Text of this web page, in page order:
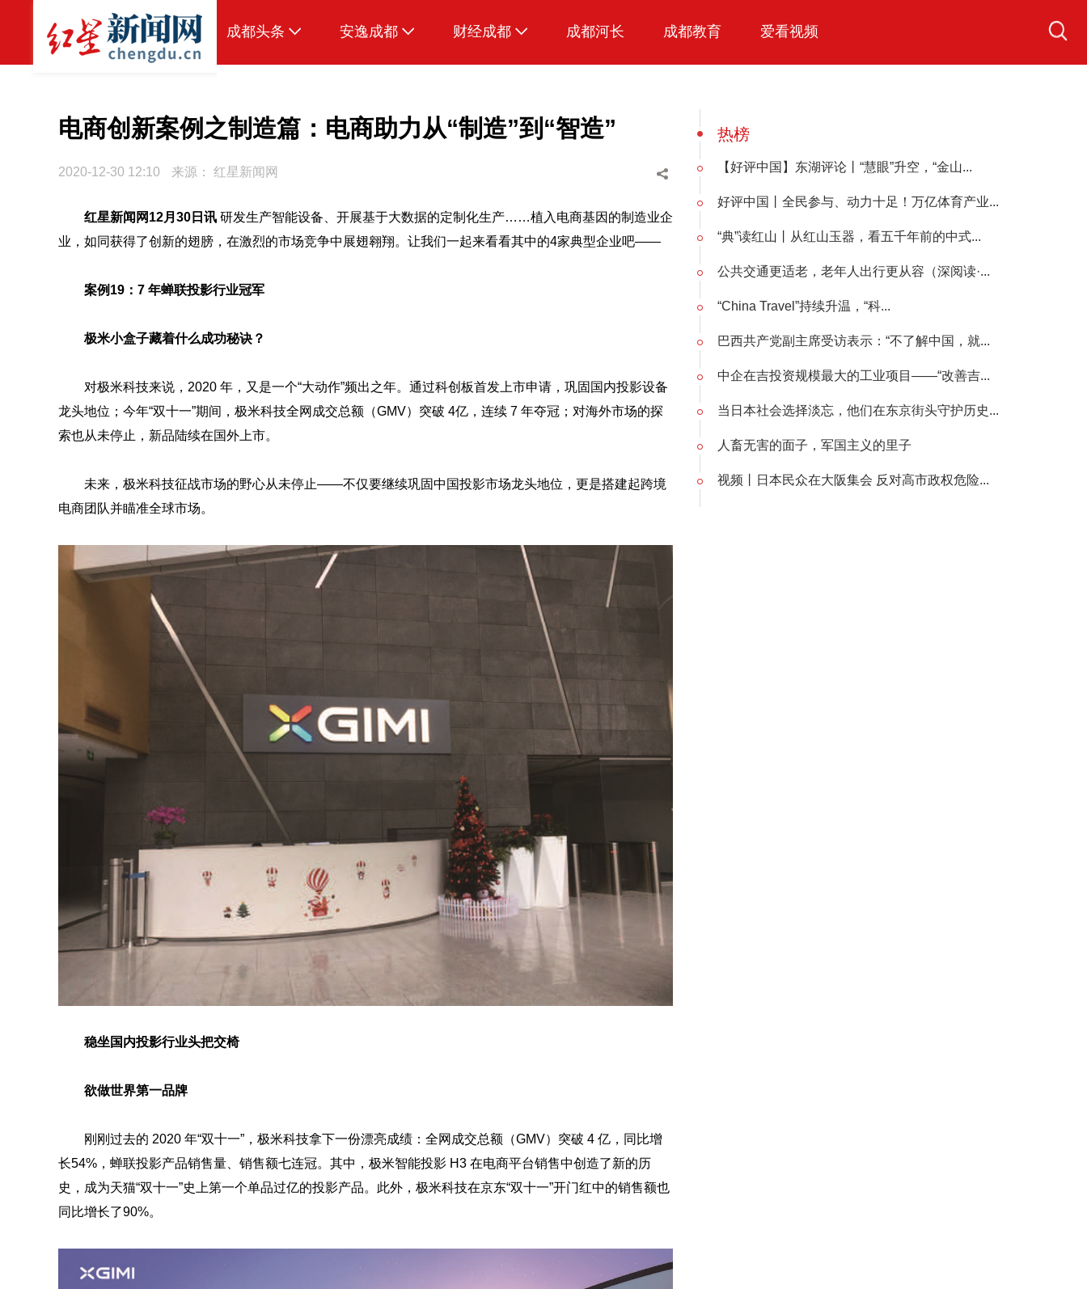
成都头条
本地
头条智造
传真机
安逸成都
美食
财经成都 成都河长 成都教育 爱看视频
电商创新案例之制造篇：电商助力从“制造”到“智造”
2020-12-30 12:10 来源： 红星新闻网
红星新闻网12月30日讯 研发生产智能设备、开展基于大数据的定制化生产……植入电商基因的制造业企
业，如同获得了创新的翅膀，在激烈的市场竞争中展翅翱翔。让我们一起来看看其中的4家典型企业吧——
案例19： 7 年蝉联投影行业冠军
极米小盒子藏着什么成功秘诀？
对极米科技来说，2020 年，又是一个“大动作”频出之年。通过科创板首发上市申请，巩固国内投影设备
龙头地位；今年“双十一”期间，极米科技全网成交总额（GMV）突破 4亿，连续 7 年夺冠；对海外市场的探
索也从未停止，新品陆续在国外上市。
未来，极米科技征战市场的野心从未停止——不仅要继续巩固中国投影市场龙头地位，更是搭建起跨境
电商团队并瞄准全球市场。
稳坐国内投影行业头把交椅
欲做世界第一品牌
刚刚过去的 2020 年“双十一”，极米科技拿下一份漂亮成绩：全网成交总额（GMV）突破 4 亿，同比增
长54%，蝉联投影产品销售量、销售额七连冠。其中，极米智能投影 H3 在电商平台销售中创造了新的历
史，成为天猫“双十一”史上第一个单品过亿的投影产品。此外，极米科技在京东“双十一”开门红中的销售额也
同比增长了90%。
热榜
【好评中国】东湖评论丨“慧眼”升空，“金山...
好评中国丨全民参与、动力十足！万亿体育产业...
“典”读红山丨从红山玉器，看五千年前的中式...
公共交通更适老，老年人出行更从容（深阅读·...
“China Travel”持续升温，“科...
巴西共产党副主席受访表示：“不了解中国，就...
中企在吉投资规模最大的工业项目——“改善吉...
当日本社会选择淡忘，他们在东京街头守护历史...
人畜无害的面子，军国主义的里子
视频丨日本民众在大阪集会 反对高市政权危险...